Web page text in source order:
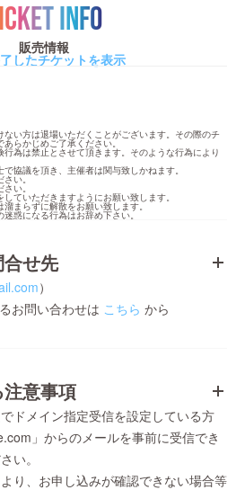
INFO
販売情報
したチケットを表示
ない方は退場いただくことがございます。その際のチ
らかじめご了承ください。
行為は禁止とさせて頂きます。そのような行為により
協議を頂き、主催者は関与致しかねます。
い。
い。
ていただきますようにお願い致します。
まらずに解散をお願い致します。
惑になる行為はお辞め下さい。
せ先
）
お問い合わせは こちら から
意事項
ドメイン指定受信を設定している方
」からのメールを事前に受信でき
い。
り、お申し込みが確認できない場合等